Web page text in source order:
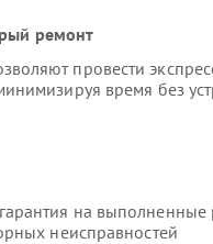
ремонт
провести
время без
на
неисправностей